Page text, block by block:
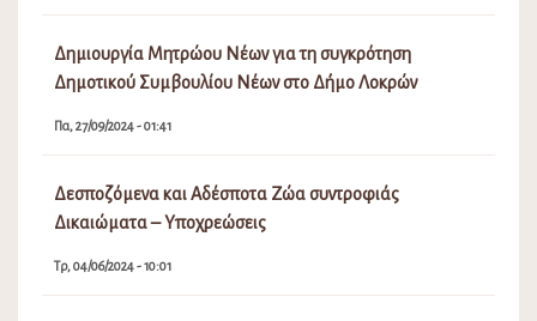
Δημιουργία Μητρώου Νέων για τη συγκρότηση
Δημοτικού Συμβουλίου Νέων στο Δήμο Λοκρών
Πα, 27/09/2024 - 01:41
Δεσποζόμενα και Αδέσποτα Ζώα συντροφιάς
Δικαιώματα – Υποχρεώσεις
Τρ, 04/06/2024 - 10:01